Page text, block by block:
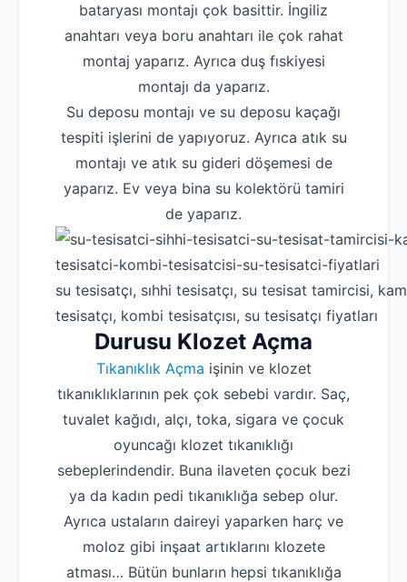
bataryası montajı çok basittir. İngiliz
anahtarı veya boru anahtarı ile çok rahat
montaj yaparız. Ayrıca duş fıskiyesi
montajı da yaparız.
Su deposu montajı ve su deposu kaçağı
tespiti işlerini de yapıyoruz. Ayrıca atık su
montajı ve atık su gideri döşemesi de
yaparız. Ev veya bina su kolektörü tamiri
de yaparız.
su tesisatçı, sıhhi tesisatçı, su tesisat tamircisi,
tesisatçı, kombi tesisatçısı, su tesisatçı fiyatları
Durusu Klozet Açma
Tıkanıklık Açma işinin ve klozet
tıkanıklıklarının pek çok sebebi vardır. Saç,
tuvalet kağıdı, alçı, toka, sigara ve çocuk
oyuncağı klozet tıkanıklığı
sebeplerindendir. Buna ilaveten çocuk bezi
ya da kadın pedi tıkanıklığa sebep olur.
Ayrıca ustaların daireyi yaparken harç ve
moloz gibi inşaat artıklarını klozete
atması… Bütün bunların hepsi tıkanıklığa